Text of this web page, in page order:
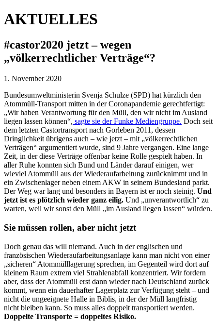
AKTUELLES
#castor2020 jetzt – wegen
„völkerrechtlicher Verträge“?
1. November 2020
Bundesumweltministerin Svenja Schulze (SPD) hat kürzlich den
Atommüll-Transport mitten in der Coronapandemie gerechtfertigt:
„Wir haben Verantwortung für den Müll, den wir nicht im Ausland
liegen lassen können“, sagte sie der Funke Mediengruppe. Doch seit
dem letzten Castortransport nach Gorleben 2011, dessen
Dringlichkeit übrigens auch – wie jetzt – mit „völkerrechtlichen
Verträgen“ argumentiert wurde, sind 9 Jahre vergangen. Eine lange
Zeit, in der diese Verträge offenbar keine Rolle gespielt haben. In
aller Ruhe konnten sich Bund und Länder darauf einigen, wer
wieviel Atommüll aus der Wiederaufarbeitung zurücknimmt und in
ein Zwischenlager neben einem AKW in seinem Bundesland parkt.
Der Weg war lang und besonders in Bayern ist er noch steinig. Und
jetzt ist es plötzlich wieder ganz eilig. Und „unverantwortlich“ zu
warten, weil wir sonst den Müll „im Ausland liegen lassen“ würden.
Sie müssen rollen, aber nicht jetzt
Doch genau das will niemand. Auch in der englischen und
französischen Wiederaufarbeitungsanlage kann man nicht von einer
„sicheren“ Atommülllagerung sprechen, im Gegenteil wird dort auf
kleinem Raum extrem viel Strahlenabfall konzentriert. Wir fordern
aber, dass der Atommüll erst dann wieder nach Deutschland zurück
kommt, wenn ein dauerhafter Lagerplatz zur Verfügung steht – und
nicht die ungeeignete Halle in Biblis, in der der Müll langfristig
nicht bleiben kann. So muss alles doppelt transportiert werden.
Doppelte Transporte = doppeltes Risiko.